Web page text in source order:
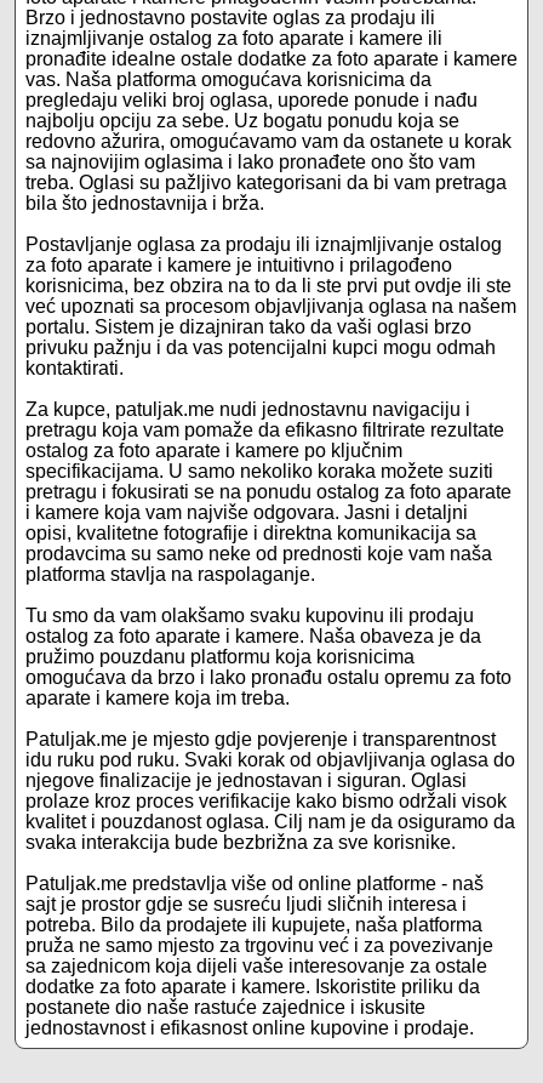
Brzo i jednostavno postavite oglas za prodaju ili
iznajmljivanje ostalog za foto aparate i kamere ili
pronađite idealne ostale dodatke za foto aparate i kamere
vas. Naša platforma omogućava korisnicima da
pregledaju veliki broj oglasa, uporede ponude i nađu
najbolju opciju za sebe. Uz bogatu ponudu koja se
redovno ažurira, omogućavamo vam da ostanete u korak
sa najnovijim oglasima i lako pronađete ono što vam
treba. Oglasi su pažljivo kategorisani da bi vam pretraga
bila što jednostavnija i brža.
Postavljanje oglasa za prodaju ili iznajmljivanje ostalog
za foto aparate i kamere je intuitivno i prilagođeno
korisnicima, bez obzira na to da li ste prvi put ovdje ili ste
već upoznati sa procesom objavljivanja oglasa na našem
portalu. Sistem je dizajniran tako da vaši oglasi brzo
privuku pažnju i da vas potencijalni kupci mogu odmah
kontaktirati.
Za kupce, patuljak.me nudi jednostavnu navigaciju i
pretragu koja vam pomaže da efikasno filtrirate rezultate
ostalog za foto aparate i kamere po ključnim
specifikacijama. U samo nekoliko koraka možete suziti
pretragu i fokusirati se na ponudu ostalog za foto aparate
i kamere koja vam najviše odgovara. Jasni i detaljni
opisi, kvalitetne fotografije i direktna komunikacija sa
prodavcima su samo neke od prednosti koje vam naša
platforma stavlja na raspolaganje.
Tu smo da vam olakšamo svaku kupovinu ili prodaju
ostalog za foto aparate i kamere. Naša obaveza je da
pružimo pouzdanu platformu koja korisnicima
omogućava da brzo i lako pronađu ostalu opremu za foto
aparate i kamere koja im treba.
Patuljak.me je mjesto gdje povjerenje i transparentnost
idu ruku pod ruku. Svaki korak od objavljivanja oglasa do
njegove finalizacije je jednostavan i siguran. Oglasi
prolaze kroz proces verifikacije kako bismo održali visok
kvalitet i pouzdanost oglasa. Cilj nam je da osiguramo da
svaka interakcija bude bezbrižna za sve korisnike.
Patuljak.me predstavlja više od online platforme - naš
sajt je prostor gdje se susreću ljudi sličnih interesa i
potreba. Bilo da prodajete ili kupujete, naša platforma
pruža ne samo mjesto za trgovinu već i za povezivanje
sa zajednicom koja dijeli vaše interesovanje za ostale
dodatke za foto aparate i kamere. Iskoristite priliku da
postanete dio naše rastuće zajednice i iskusite
jednostavnost i efikasnost online kupovine i prodaje.